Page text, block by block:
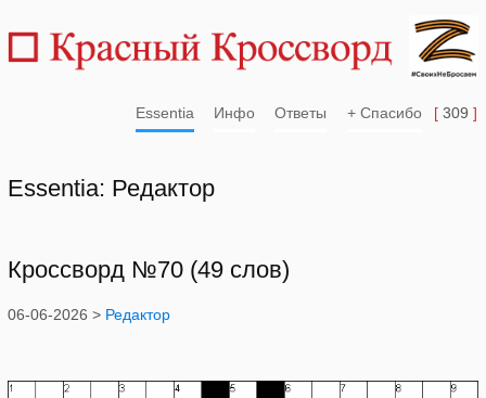
Essentia Инфо Ответы + Спасибо [ 309 ]
Essentia: Редактор
Кроссворд №70 (49 слов)
06-06-2026 > Редактор